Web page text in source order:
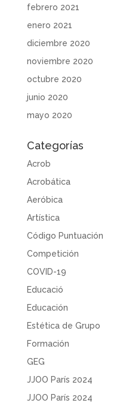
febrero 2021
enero 2021
diciembre 2020
noviembre 2020
octubre 2020
junio 2020
mayo 2020
Categorías
Acrob
Acrobática
Aeróbica
Artística
Código Puntuación
Competición
COVID-19
Educació
Educación
Estética de Grupo
Formación
GEG
JJOO París 2024
JJOO París 2024